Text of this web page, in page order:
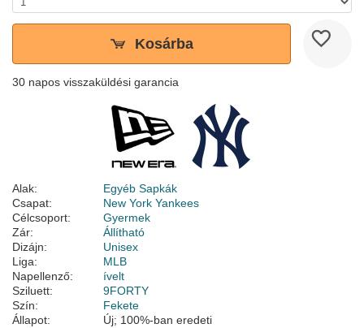
Kosárba
30 napos visszaküldési garancia
Alak:
Egyéb Sapkák
Csapat:
New York Yankees
Célcsoport:
Gyermek
Zár:
Állítható
Dizájn:
Unisex
Liga:
MLB
Napellenző:
ívelt
Sziluett:
9FORTY
Szín:
Fekete
Állapot:
Új; 100%-ban eredeti